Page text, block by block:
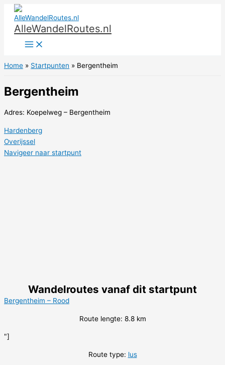
naar
inhoud
AlleWandelRoutes.nl
Home Startpunten Bergentheim
Bergentheim
Adres: Koepelweg – Bergentheim
Hardenberg
Overijssel
Navigeer naar startpunt
Wandelroutes vanaf dit startpunt
Bergentheim – Rood
Route lengte: 8.8 km
"]
Route type: lus